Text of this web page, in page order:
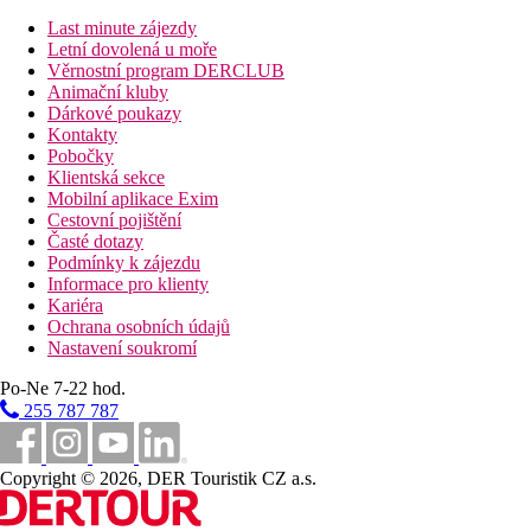
Internet
Zdarma:WiFi v lobby.
Za poplatek:WiFi na pokojích.
Poznámka
Oficiální třída: ****
Vzdálenosti
200 m
Vzdálenost k pláži
30 km
Vzdálenost od nejbližšího letiště
2 km
Nákupy
200 m
Restaurace
200 m
Bary/hospůdky
Last minute zájezdy
Letní dovolená u moře
Věrnostní program DERCLUB
Animační kluby
Dárkové poukazy
Kontakty
Pobočky
Klientská sekce
Mobilní aplikace Exim
Cestovní pojištění
Časté dotazy
Podmínky k zájezdu
Informace pro klienty
Kariéra
Ochrana osobních údajů
Nastavení soukromí
Po-Ne 7-22 hod.
255 787 787
Copyright © 2026, DER Touristik CZ a.s.